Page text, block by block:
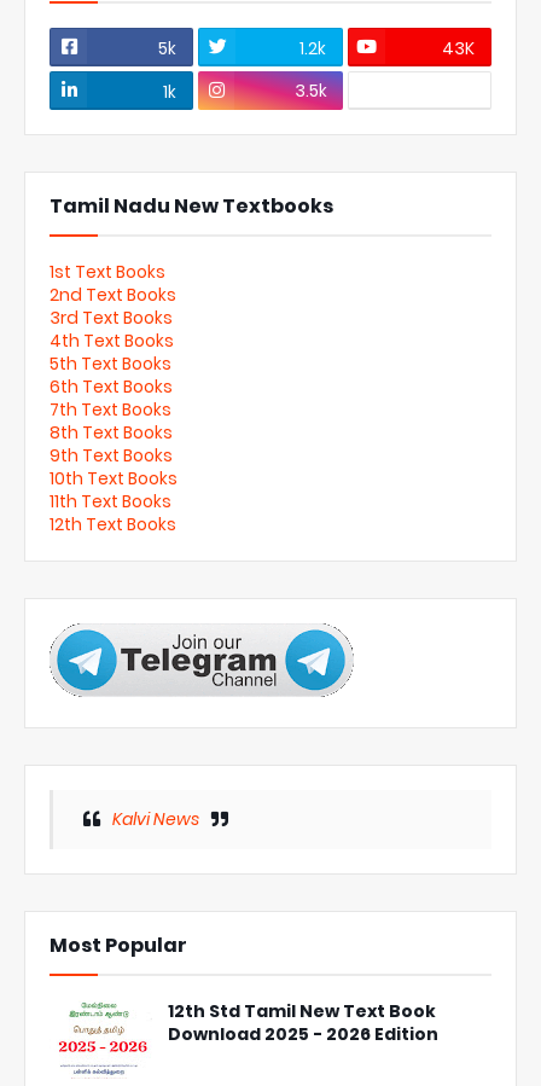
5k 1.2k
43K
1k
3.5k
Tamil Nadu New Textbooks
1st Text Books
2nd Text Books
3rd Text Books
4th Text Books
5th Text Books
6th Text Books
7th Text Books
8th Text Books
9th Text Books
10th Text Books
11th Text Books
12th Text Books
Kalvi News
Most Popular
12th Std Tamil New Text Book
Download 2025 - 2026 Edition